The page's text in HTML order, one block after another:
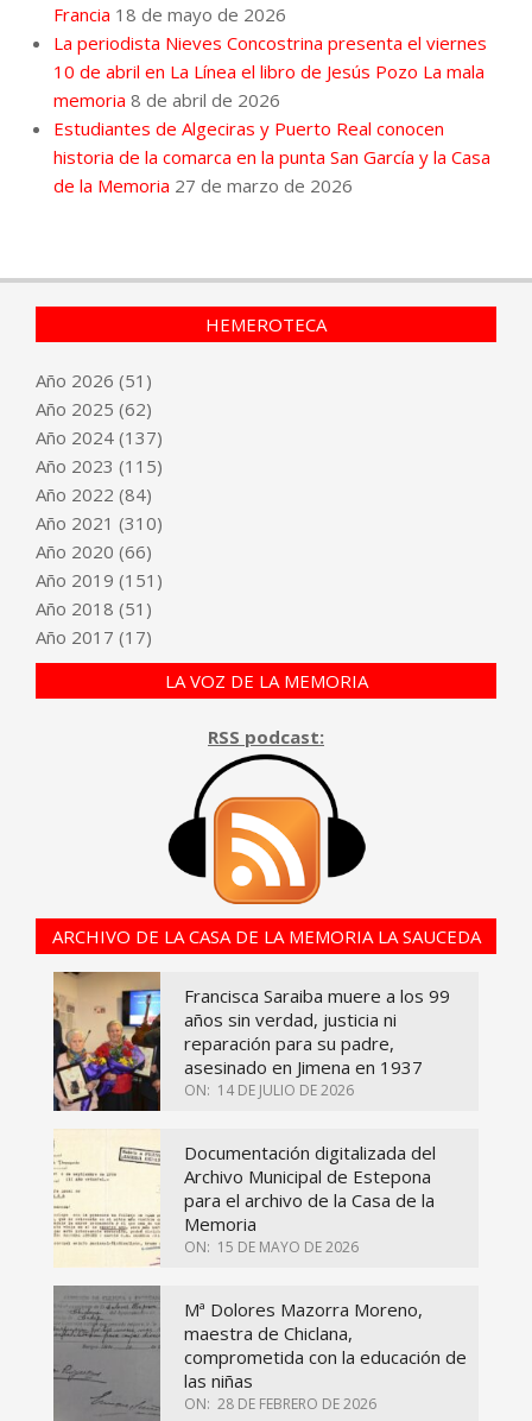
Francia 18 de mayo de 2026
La periodista Nieves Concostrina presenta el viernes
10 de abril en La Línea el libro de Jesús Pozo La mala
memoria 8 de abril de 2026
Estudiantes de Algeciras y Puerto Real conocen
historia de la comarca en la punta San García y la Casa
de la Memoria 27 de marzo de 2026
HEMEROTECA
Año 2026 (51)
Año 2025 (62)
Año 2024 (137)
Año 2023 (115)
Año 2022 (84)
Año 2021 (310)
Año 2020 (66)
Año 2019 (151)
Año 2018 (51)
Año 2017 (17)
LA VOZ DE LA MEMORIA
RSS podcast:
ARCHIVO DE LA CASA DE LA MEMORIA LA SAUCEDA
Francisca Saraiba muere a los 99
años sin verdad, justicia ni
reparación para su padre,
asesinado en Jimena en 1937
ON: 14 DE JULIO DE 2026
Documentación digitalizada del
Archivo Municipal de Estepona
para el archivo de la Casa de la
Memoria
ON: 15 DE MAYO DE 2026
Mª Dolores Mazorra Moreno,
maestra de Chiclana,
comprometida con la educación de
las niñas
ON: 28 DE FEBRERO DE 2026